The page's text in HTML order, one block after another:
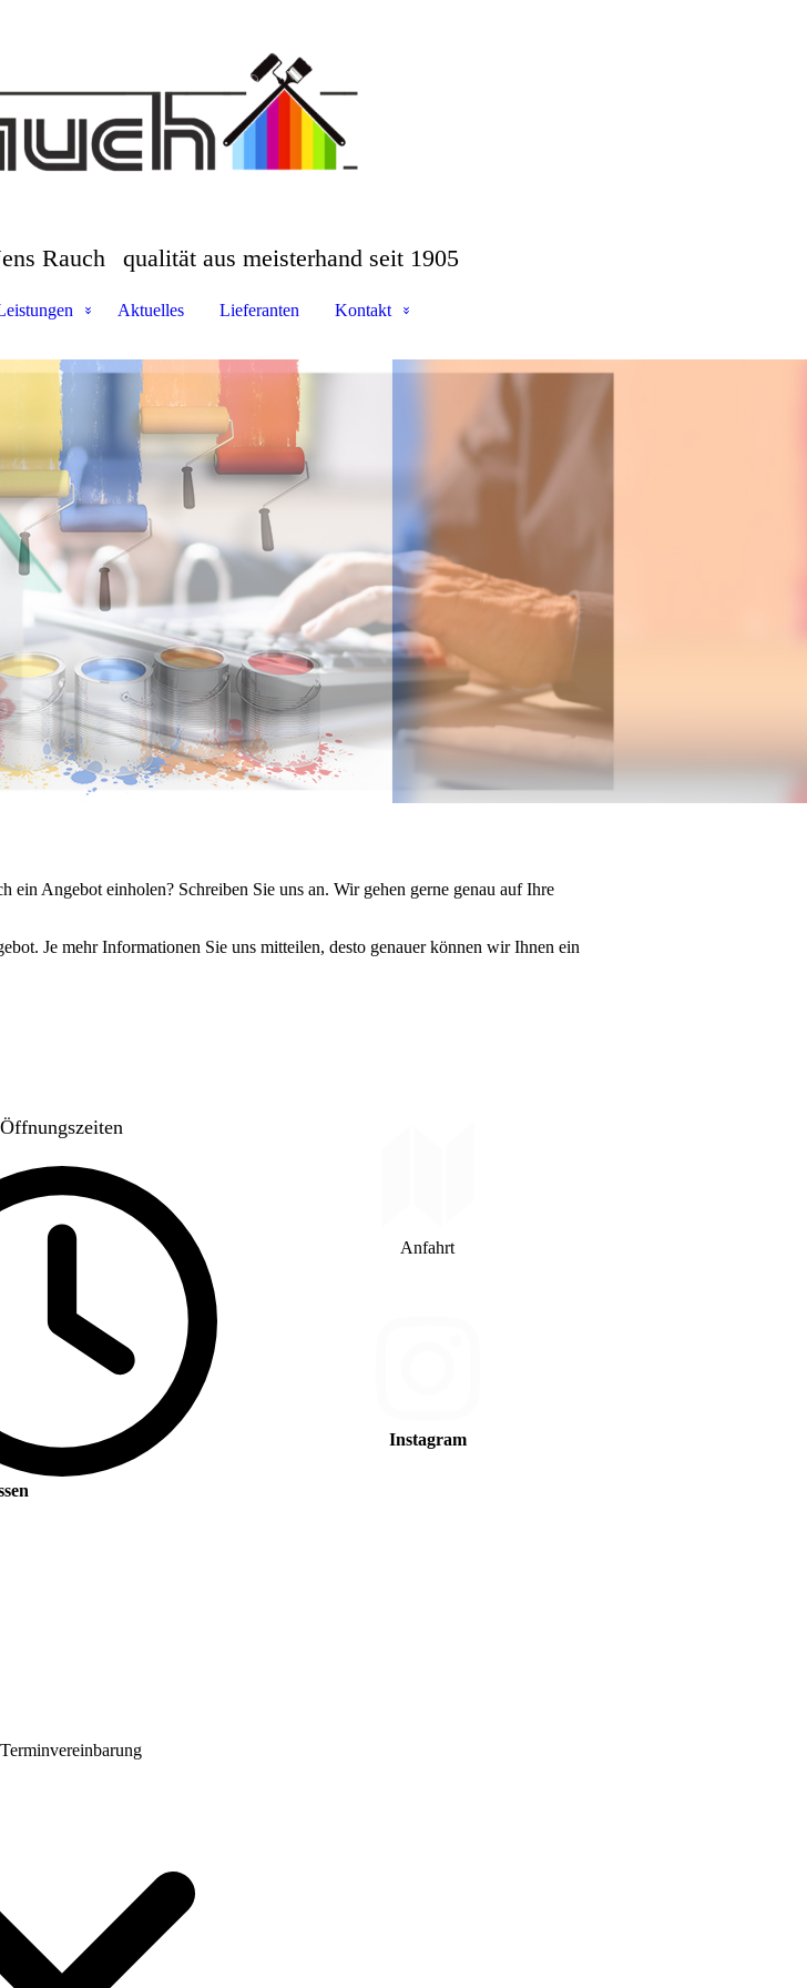
Rauch qualität aus meisterhand seit 1905
Aktuelles Lieferanten Kontakt
ein Angebot einholen? Schreiben Sie uns an. Wir gehen gerne genau auf Ihre
Je mehr Informationen Sie uns mitteilen, desto genauer können wir Ihnen ein
Öffnungszeiten
Anfahrt
Instagram